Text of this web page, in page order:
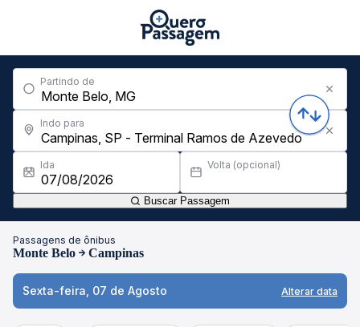
Partindo de
Indo para
Ida Volta (opcional)
Buscar Passagem
Passagens de ônibus
Monte Belo Campinas
Sexta-feira, 07 de Agosto Alterar data